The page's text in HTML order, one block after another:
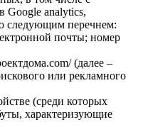
Google analytics,
следующим перечнем:
почты; номер
(далее –
или рекламного
(среди которых
характеризующие